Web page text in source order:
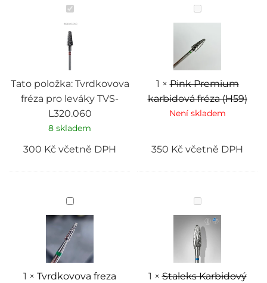
Tvrdkovova
fréza
pro
leváky
TVS-
L320.060
Tato položka: Tvrdkovova
fréza pro leváky TVS-
L320.060
8 skladem
300 Kč včetně DPH
Pink
Premium
karbidová
(H59)
1 ×Pink Premium
karbidová fréza (H59)
Není skladem
350 Kč včetně DPH
Tvrdkovova
freza
hruba
by
Alina
Protsuk
1 × Tvrdkovova freza
Staleks
Karbidový
brúsny
nadstavec
-
“corn”
blue
-
FT90B050/13
1 ×Staleks Karbidový